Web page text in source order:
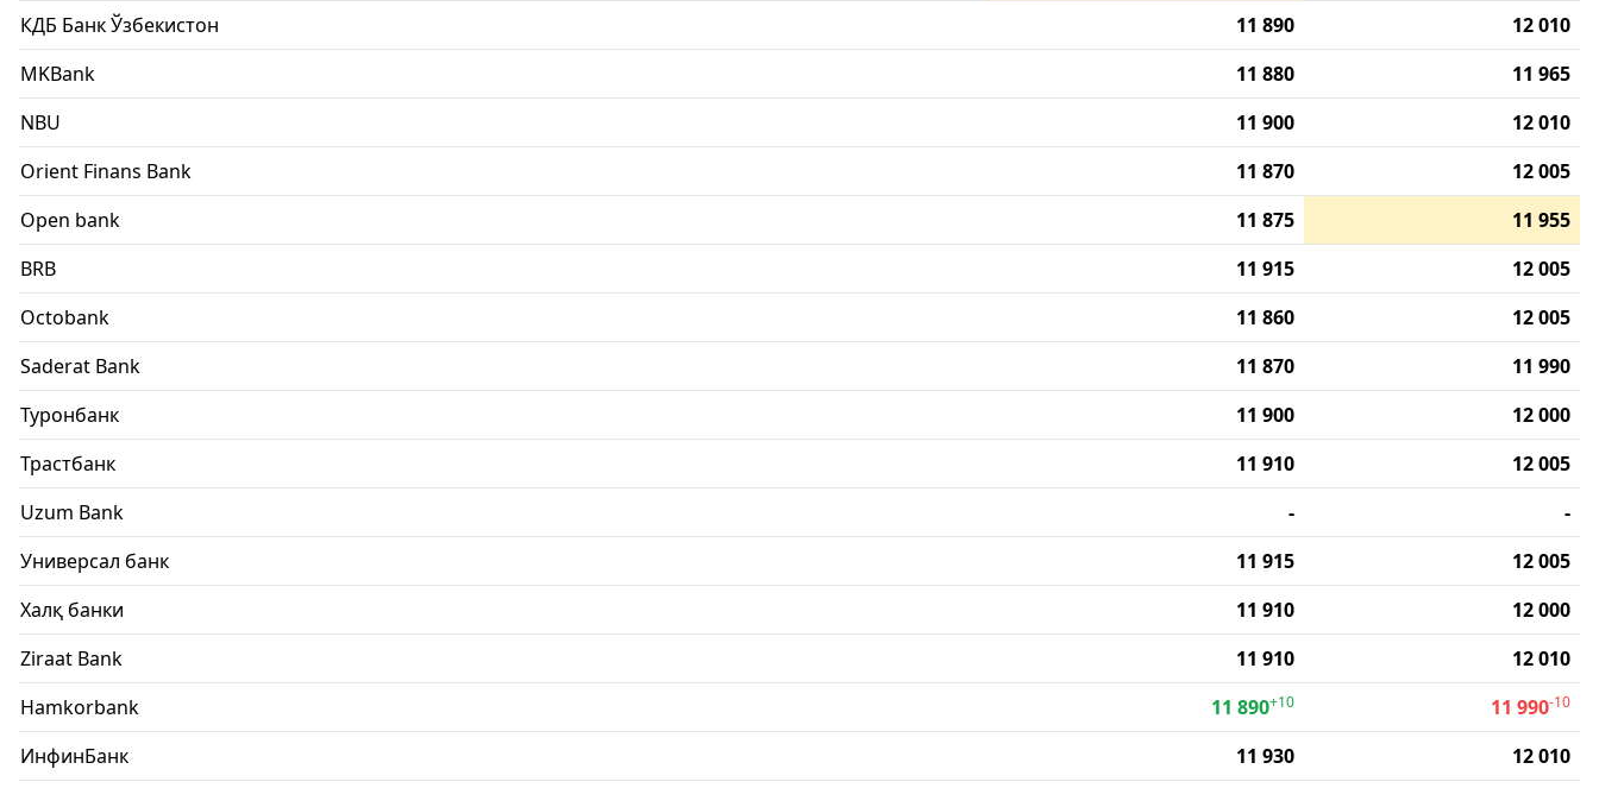
КДБ Банк Ўзбекистон
11 890
12 010
MKBank
11 880
11 965
NBU
11 900
12 010
Orient Finans Bank
11 870
12 005
Open bank
11 875
11 955
BRB
11 915
12 005
Octobank
11 860
12 005
Saderat Bank
11 870
11 990
Туронбанк
11 900
12 000
Трастбанк
11 910
12 005
Uzum Bank
-
-
Универсал банк
11 915
12 005
Халқ банки
11 910
12 000
Ziraat Bank
11 910
12 010
Hamkorbank
11 890+10 11 990-10
ИнфинБанк 11 930
12 010